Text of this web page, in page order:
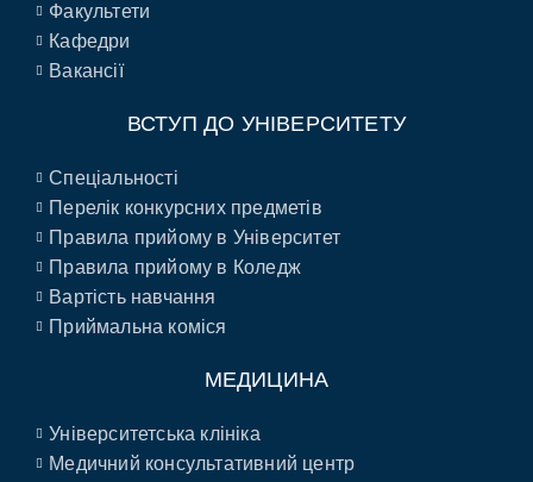
Факультети
Кафедри
Вакансії
ВСТУП ДО УНІВЕРСИТЕТУ
Спеціальності
Перелік конкурсних предметів
Правила прийому в Університет
Правила прийому в Коледж
Вартість навчання
Приймальна коміся
МЕДИЦИНА
Університетська клініка
Медичний консультативний центр